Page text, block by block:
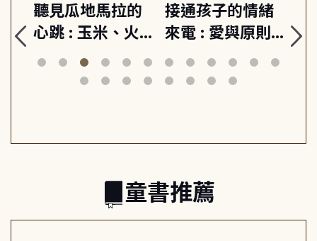
聽見瓜地馬拉的
心跳 : 玉米、火
山與信仰, 外交官
筆下的現代馬雅
接通孩子的情緒
來電 : 愛與原則,
建立教養的安定
節奏 22個行動練
關
童書推薦